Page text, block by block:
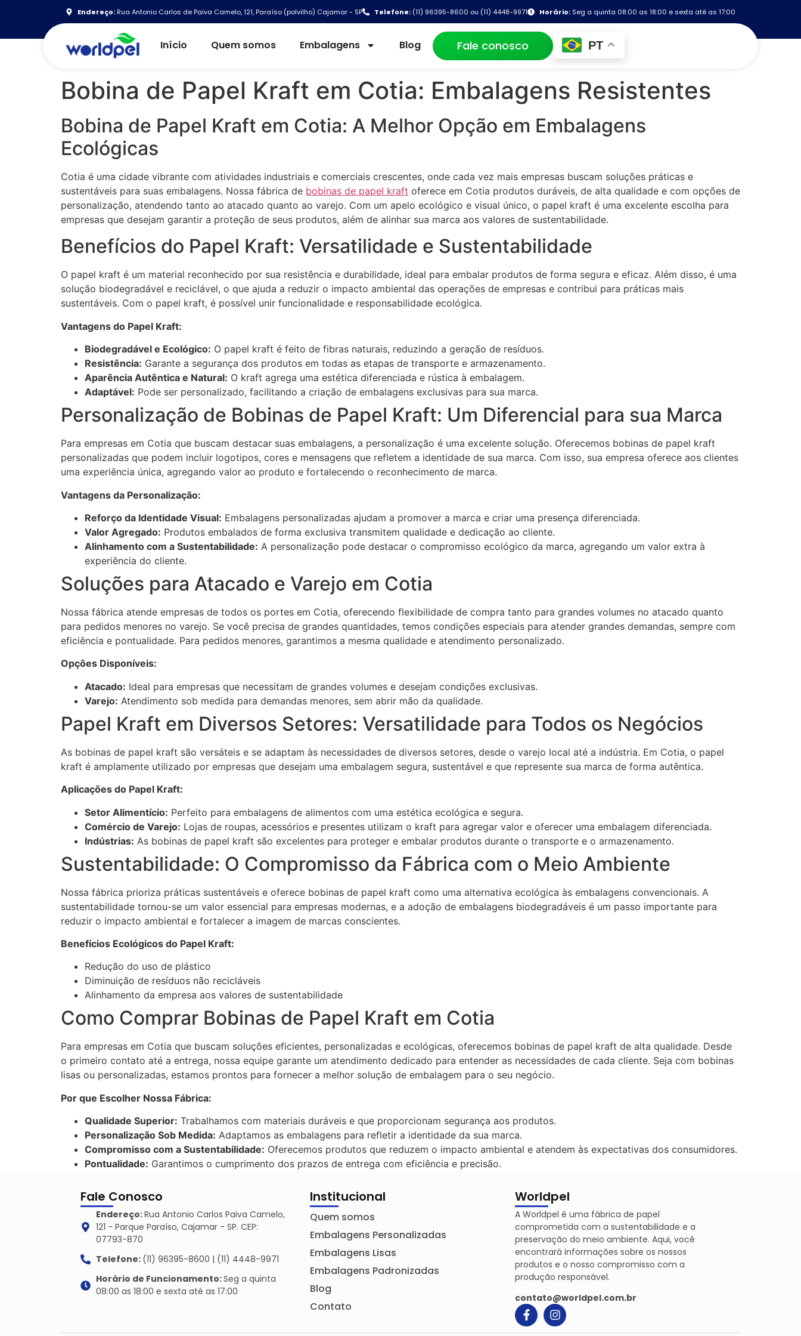
Endereço: Rua Antonio Carlos de Paiva Camelo, 121, Paraíso (polvilho) Cajamar - SP Telefone: (11) 96395-8600 ou (11) 4448-9971 Horário: Seg a quinta 08:00 as 18:00 e sexta até as 17:00
Início Quem somos Embalagens Blog Fale conosco PT
Bobina de Papel Kraft em Cotia: Embalagens Resistentes
Bobina de Papel Kraft em Cotia: A Melhor Opção em Embalagens
Ecológicas
Cotia é uma cidade vibrante com atividades industriais e comerciais crescentes, onde cada vez mais empresas buscam soluções práticas e
sustentáveis para suas embalagens. Nossa fábrica de bobinas de papel kraft oferece em Cotia produtos duráveis, de alta qualidade e com opções de
personalização, atendendo tanto ao atacado quanto ao varejo. Com um apelo ecológico e visual único, o papel kraft é uma excelente escolha para
empresas que desejam garantir a proteção de seus produtos, além de alinhar sua marca aos valores de sustentabilidade.
Benefícios do Papel Kraft: Versatilidade e Sustentabilidade
O papel kraft é um material reconhecido por sua resistência e durabilidade, ideal para embalar produtos de forma segura e eficaz. Além disso, é uma
solução biodegradável e reciclável, o que ajuda a reduzir o impacto ambiental das operações de empresas e contribui para práticas mais
sustentáveis. Com o papel kraft, é possível unir funcionalidade e responsabilidade ecológica.
Vantagens do Papel Kraft:
Biodegradável e Ecológico: O papel kraft é feito de fibras naturais, reduzindo a geração de resíduos.
Resistência: Garante a segurança dos produtos em todas as etapas de transporte e armazenamento.
Aparência Autêntica e Natural: O kraft agrega uma estética diferenciada e rústica à embalagem.
Adaptável: Pode ser personalizado, facilitando a criação de embalagens exclusivas para sua marca.
Personalização de Bobinas de Papel Kraft: Um Diferencial para sua Marca
Para empresas em Cotia que buscam destacar suas embalagens, a personalização é uma excelente solução. Oferecemos bobinas de papel kraft
personalizadas que podem incluir logotipos, cores e mensagens que refletem a identidade de sua marca. Com isso, sua empresa oferece aos clientes
uma experiência única, agregando valor ao produto e fortalecendo o reconhecimento de marca.
Vantagens da Personalização:
Reforço da Identidade Visual: Embalagens personalizadas ajudam a promover a marca e criar uma presença diferenciada.
Valor Agregado: Produtos embalados de forma exclusiva transmitem qualidade e dedicação ao cliente.
Alinhamento com a Sustentabilidade: A personalização pode destacar o compromisso ecológico da marca, agregando um valor extra à
experiência do cliente.
Soluções para Atacado e Varejo em Cotia
Nossa fábrica atende empresas de todos os portes em Cotia, oferecendo flexibilidade de compra tanto para grandes volumes no atacado quanto
para pedidos menores no varejo. Se você precisa de grandes quantidades, temos condições especiais para atender grandes demandas, sempre com
eficiência e pontualidade. Para pedidos menores, garantimos a mesma qualidade e atendimento personalizado.
Opções Disponíveis:
Atacado: Ideal para empresas que necessitam de grandes volumes e desejam condições exclusivas.
Varejo: Atendimento sob medida para demandas menores, sem abrir mão da qualidade.
Papel Kraft em Diversos Setores: Versatilidade para Todos os Negócios
As bobinas de papel kraft são versáteis e se adaptam às necessidades de diversos setores, desde o varejo local até a indústria. Em Cotia, o papel
kraft é amplamente utilizado por empresas que desejam uma embalagem segura, sustentável e que represente sua marca de forma autêntica.
Aplicações do Papel Kraft:
Setor Alimentício: Perfeito para embalagens de alimentos com uma estética ecológica e segura.
Comércio de Varejo: Lojas de roupas, acessórios e presentes utilizam o kraft para agregar valor e oferecer uma embalagem diferenciada.
Indústrias: As bobinas de papel kraft são excelentes para proteger e embalar produtos durante o transporte e o armazenamento.
Sustentabilidade: O Compromisso da Fábrica com o Meio Ambiente
Nossa fábrica prioriza práticas sustentáveis e oferece bobinas de papel kraft como uma alternativa ecológica às embalagens convencionais. A
sustentabilidade tornou-se um valor essencial para empresas modernas, e a adoção de embalagens biodegradáveis é um passo importante para
reduzir o impacto ambiental e fortalecer a imagem de marcas conscientes.
Benefícios Ecológicos do Papel Kraft:
Redução do uso de plástico
Diminuição de resíduos não recicláveis
Alinhamento da empresa aos valores de sustentabilidade
Como Comprar Bobinas de Papel Kraft em Cotia
Para empresas em Cotia que buscam soluções eficientes, personalizadas e ecológicas, oferecemos bobinas de papel kraft de alta qualidade. Desde
o primeiro contato até a entrega, nossa equipe garante um atendimento dedicado para entender as necessidades de cada cliente. Seja com bobinas
lisas ou personalizadas, estamos prontos para fornecer a melhor solução de embalagem para o seu negócio.
Por que Escolher Nossa Fábrica:
Qualidade Superior: Trabalhamos com materiais duráveis e que proporcionam segurança aos produtos.
Personalização Sob Medida: Adaptamos as embalagens para refletir a identidade da sua marca.
Compromisso com a Sustentabilidade: Oferecemos produtos que reduzem o impacto ambiental e atendem às expectativas dos consumidores.
Pontualidade: Garantimos o cumprimento dos prazos de entrega com eficiência e precisão.
Fale Conosco
Endereço:Rua Antonio Carlos Paiva Camelo,
121 - Parque Paraíso, Cajamar - SP. CEP:
07793-870
Telefone: (11) 96395-8600 | (11) 4448-9971
Horário de Funcionamento:Seg a quinta
08:00 as 18:00 e sexta até as 17:00
Institucional
Quem somos
Embalagens Personalizadas
Embalagens Lisas
Embalagens Padronizadas
Blog
Contato
Worldpel
A Worldpel é uma fábrica de papel
comprometida com a sustentabilidade e a
preservação do meio ambiente. Aqui, você
encontrará informações sobre os nossos
produtos e o nosso compromisso com a
produção responsável.
contato@worldpel.com.br